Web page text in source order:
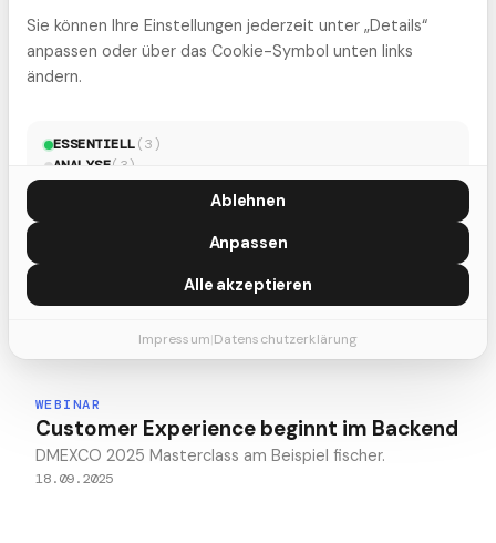
WEBINAR
KI im eCommerce: Womit Unternehmen
jetzt anfangen müssen
Online Webinar mit FactFinder, Wie KI den B2B-Handel
WEBINAR
Customer Experience beginnt im Backend
DMEXCO 2025 Masterclass am Beispiel fischer.
18.09.2025
Sie können Ihre Einstellungen jederzeit unter „Details“
anpassen oder über das Cookie-Symbol unten links
ändern.
ESSENTIELL(3 )
ANALYSE( 3)
Ablehnen
Anpassen
Alle akzeptieren
Impressum|Datenschutzerklärung